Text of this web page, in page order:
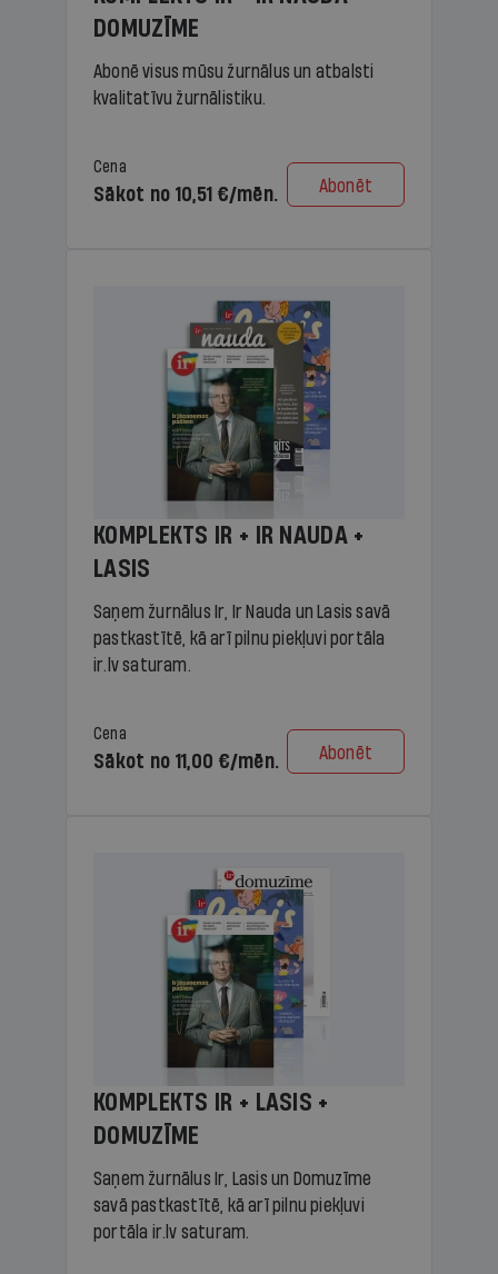
DOMUZĪME
Abonē visus mūsu žurnālus un atbalsti
kvalitatīvu žurnālistiku.
Cena
Sākot no 10,51 €/mēn. Abonēt
KOMPLEKTS IR + IR NAUDA +
LASIS
Saņem žurnālus Ir, Ir Nauda un Lasis savā
pastkastītē, kā arī pilnu piekļuvi portāla
ir.lv saturam.
Cena
Sākot no 11,00 €/mēn. Abonēt
KOMPLEKTS IR + LASIS +
DOMUZĪME
Saņem žurnālus Ir, Lasis un Domuzīme
savā pastkastītē, kā arī pilnu piekļuvi
portāla ir.lv saturam.